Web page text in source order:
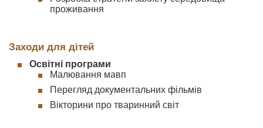
проживання
Заходи для дітей
Освітні програми
Малювання мавп
Перегляд документальних фільмів
Вікторини про тваринний світ